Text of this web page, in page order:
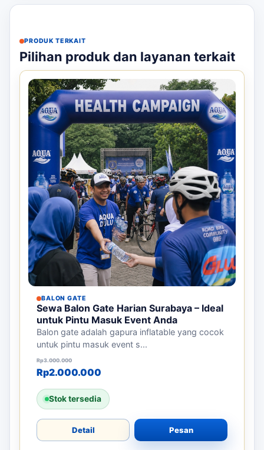
PRODUK TERKAIT
Pilihan produk dan layanan terkait
BALON GATE
Sewa Balon Gate Harian Surabaya – Ideal
untuk Pintu Masuk Event Anda
Balon gate adalah gapura inflatable yang cocok
untuk pintu masuk event s...
Rp3.000.000
Harga aslinya adalah: Rp3.000.000.
Rp2.000.000
Harga saat ini adalah: Rp2.000.000.
Stok tersedia
Detail Pesan